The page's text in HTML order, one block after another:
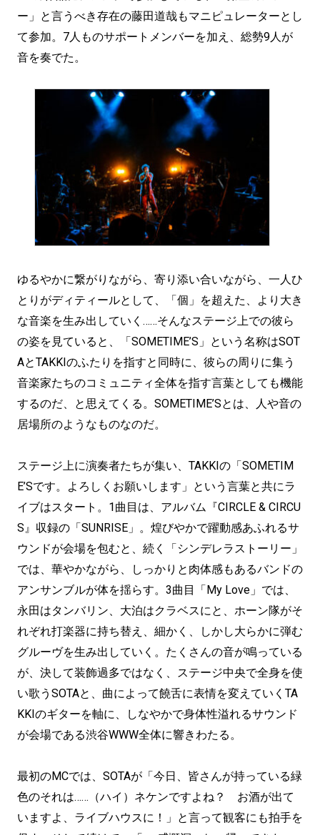
ー」と言うべき存在の藤田道哉もマニピュレーターとし
て参加。7人ものサポートメンバーを加え、総勢9人が
音を奏でた。
ゆるやかに繋がりながら、寄り添い合いながら、一人ひ
とりがディティールとして、「個」を超えた、より大き
な音楽を生み出していく……そんなステージ上での彼ら
の姿を見ていると、「SOMETIME’S」という名称はSOT
AとTAKKIのふたりを指すと同時に、彼らの周りに集う
音楽家たちのコミュニティ全体を指す言葉としても機能
するのだ、と思えてくる。SOMETIME’Sとは、人や音の
居場所のようなものなのだ。
ステージ上に演奏者たちが集い、TAKKIの「SOMETIM
E’Sです。よろしくお願いします」という言葉と共にラ
イブはスタート。1曲目は、アルバム『CIRCLE & CIRCU
S』収録の「SUNRISE」。煌びやかで躍動感あふれるサ
ウンドが会場を包むと、続く「シンデレラストーリー」
では、華やかながら、しっかりと肉体感もあるバンドの
アンサンブルが体を揺らす。3曲目「My Love」では、
永田はタンバリン、大泊はクラベスにと、ホーン隊がそ
れぞれ打楽器に持ち替え、細かく、しかし大らかに弾む
グルーヴを生み出していく。たくさんの音が鳴っている
が、決して装飾過多ではなく、ステージ中央で全身を使
い歌うSOTAと、曲によって饒舌に表情を変えていくTA
KKIのギターを軸に、しなやかで身体性溢れるサウンド
が会場である渋谷WWW全体に響きわたる。
最初のMCでは、SOTAが「今日、皆さんが持っている緑
色のそれは……（ハイ）ネケンですよね？ お酒が出て
いますよ、ライブハウスに！」と言って観客にも拍手を